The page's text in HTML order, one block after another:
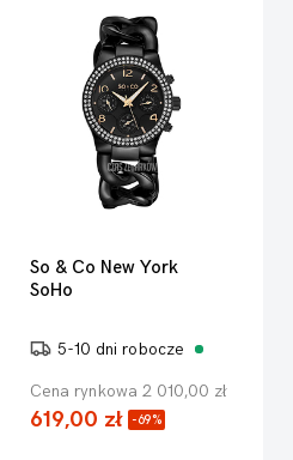
So & Co New York
SoHo
5-10 dni robocze
Cena rynkowa 2 010,00 zł
619,00 zł -69%